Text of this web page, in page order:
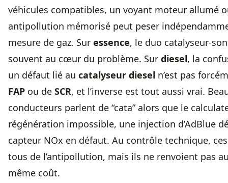
véhicules compatibles, un voyant moteur allumé
antipollution mémorisé peut peser
mesure de gaz. Sur essence, le duo catalyseur-
souvent au cœur du problème. Sur diesel, la
un défaut lié au catalyseur diesel n’est pas
FAP ou de SCR, et l’inverse est tout aussi vrai.
conducteurs parlent de “cata” alors que le
régénération impossible, une injection d’AdBlue
capteur NOx en défaut. Au contrôle technique,
tous de l’antipollution, mais ils ne renvoient pas
même coût.